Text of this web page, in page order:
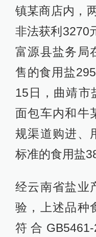
镇某商店内，
非法获利3270
富源县盐务局
售的食用盐
15日，曲靖市
面包车内和牛
规渠道购进、
标准的食用盐
经云南省盐业
验，上述品种
符合